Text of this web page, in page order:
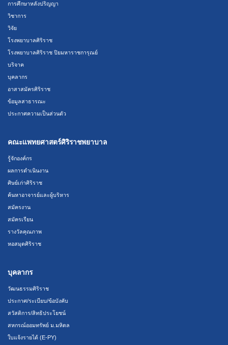
การศึกษาหลังปริญญา
วิชาการ
วิจัย
โรงพยาบาลศิริราช
โรงพยาบาลศิริราช ปิยมหาราชการุณย์
บริจาค
บุคลากร
อาสาสมัครศิริราช
ข้อมูลสาธารณะ
ประกาศความเป็นส่วนตัว
คณะแพทยศาสตร์ศิริราชพยาบาล
รู้จักองค์กร
ผลการดำเนินงาน
ศิษย์เก่าศิริราช
ค้นหาอาจารย์และผู้บริหาร
สมัครงาน
สมัครเรียน
รางวัลคุณภาพ
หอสมุดศิริราช
บุคลากร
วัฒนธรรมศิริราช
ประกาศ/ระเบียบ/ข้อบังคับ
สวัสดิการ/สิทธิประโยชน์
สหกรณ์ออมทรัพย์ ม.มหิดล
ใบแจ้งรายได้ (E-PY)